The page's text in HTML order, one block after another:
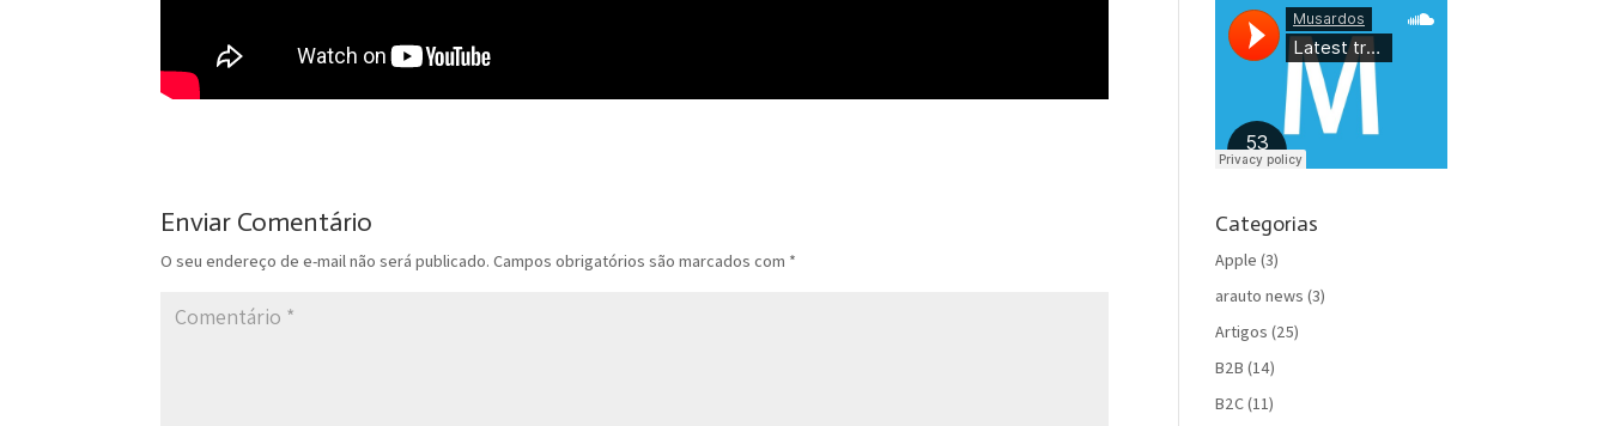
Enviar Comentário
O seu endereço de e-mail não será publicado. Campos obrigatórios são marcados com *
Categorias
Apple (3)
arauto news (3)
Artigos (25)
B2B (14)
B2C(11)